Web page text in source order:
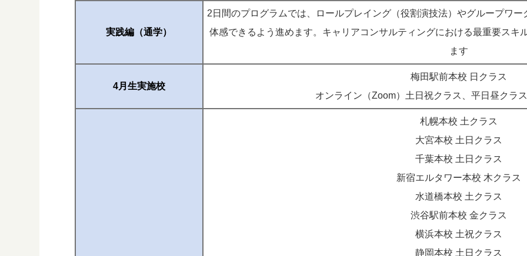
実践編（通学）
2日間のプログラムでは、ロールプレイング（役割演技法）やグループワ
体感できるよう進めます。キャリアコンサルティングにおける最重要スキ
ます
4月生実施校
梅田駅前本校 日クラス
オンライン（Zoom）土日祝クラス、平日昼クラ
札幌本校 土クラス
大宮本校 土日クラス
千葉本校 土日クラス
新宿エルタワー本校 木クラス
水道橋本校 土クラス
渋谷駅前本校 金クラス
横浜本校 土祝クラス
静岡本校 土日クラス